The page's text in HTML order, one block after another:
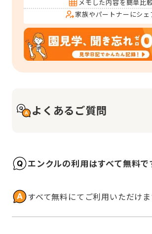
メモした内容を簡単比
家族やパートナーにシェ
よくあるご質問
エンクルの利用はすべて無料で
すべて無料にてご利用いただけま